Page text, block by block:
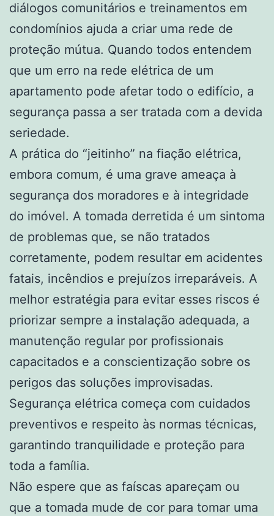
diálogos comunitários e treinamentos em
condomínios ajuda a criar uma rede de
proteção mútua. Quando todos entendem
que um erro na rede elétrica de um
apartamento pode afetar todo o edifício, a
segurança passa a ser tratada com a devida
seriedade.
A prática do “jeitinho” na fiação elétrica,
embora comum, é uma grave ameaça à
segurança dos moradores e à integridade
do imóvel. A tomada derretida é um sintoma
de problemas que, se não tratados
corretamente, podem resultar em acidentes
fatais, incêndios e prejuízos irreparáveis. A
melhor estratégia para evitar esses riscos é
priorizar sempre a instalação adequada, a
manutenção regular por profissionais
capacitados e a conscientização sobre os
perigos das soluções improvisadas.
Segurança elétrica começa com cuidados
preventivos e respeito às normas técnicas,
garantindo tranquilidade e proteção para
toda a família.
Não espere que as faíscas apareçam ou
que a tomada mude de cor para tomar uma